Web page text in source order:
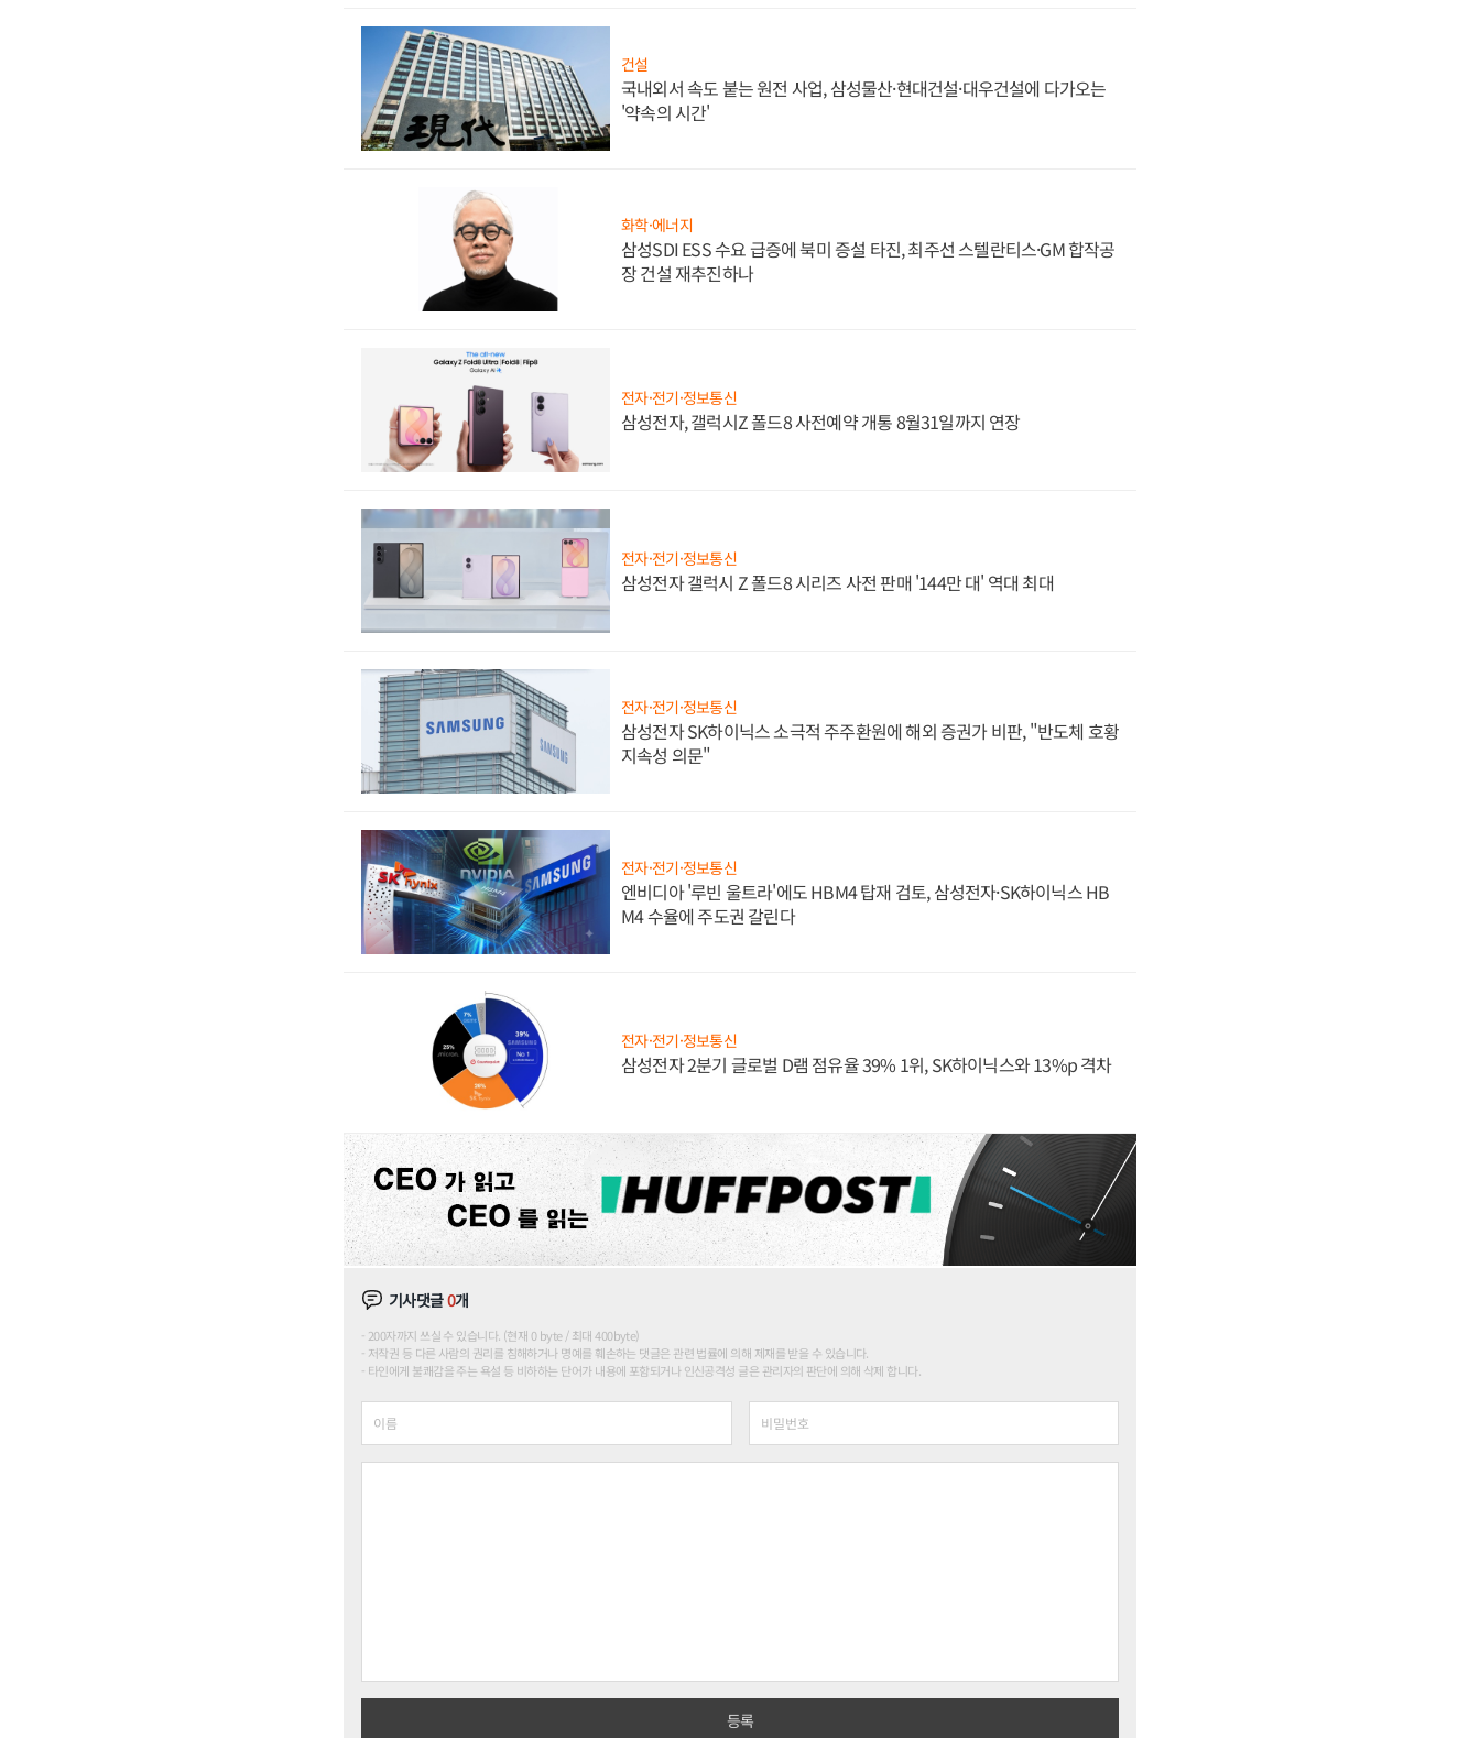
건설
국내외서 속도 붙는 원전 사업, 삼성물산·현대건설·대우건설에 다가오는
'약속의 시간'
화학·에너지
삼성SDI ESS 수요 급증에 북미 증설 타진, 최주선 스텔란티스·GM 합작공
장 건설 재추진하나
전자·전기·정보통신
삼성전자, 갤럭시Z 폴드8 사전예약 개통 8월31일까지 연장
전자·전기·정보통신
삼성전자 갤럭시 Z 폴드8 시리즈 사전 판매 '144만 대' 역대 최대
전자·전기·정보통신
삼성전자 SK하이닉스 소극적 주주환원에 해외 증권가 비판, "반도체 호황
지속성 의문"
전자·전기·정보통신
엔비디아 '루빈 울트라'에도 HBM4 탑재 검토, 삼성전자·SK하이닉스 HB
M4 수율에 주도권 갈린다
전자·전기·정보통신
삼성전자 2분기 글로벌 D램 점유율 39% 1위, SK하이닉스와 13%p 격차
기사댓글0개
200자까지 쓰실 수 있습니다. (현재 0 byte / 최대 400byte)
저작권 등 다른 사람의 권리를 침해하거나 명예를 훼손하는 댓글은 관련 법률에 의해 제재를 받을 수 있습니다.
타인에게 불쾌감을 주는 욕설 등 비하하는 단어가 내용에 포함되거나 인신공격성 글은 관리자의 판단에 의해 삭제 합니다.